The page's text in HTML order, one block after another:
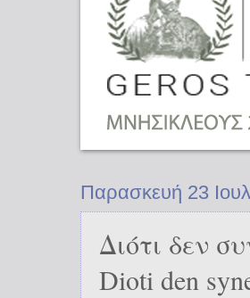
Παρασκευή 23
Διότι δεν
Dioti den